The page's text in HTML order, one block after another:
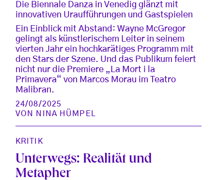
Die Biennale Danza in Venedig glänzt mit
innovativen Uraufführungen und Gastspielen
Ein Einblick mit Abstand: Wayne McGregor
gelingt als künstlerischem Leiter in seinem
vierten Jahr ein hochkarätiges Programm mit
den Stars der Szene. Und das Publikum feiert
nicht nur die Premiere „La Mort i la
Primavera“ von Marcos Morau im Teatro
Malibran.
24/08/2025
VON
NINA HÜMPEL
KRITIK
Unterwegs: Realität und
Metapher